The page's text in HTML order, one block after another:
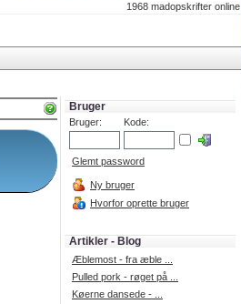
1968 madopskrifter online
Bruger
Bruger: Kode:
Glemt password
Ny bruger
Hvorfor oprette bruger
Artikler - Blog
Æblemost - fra æble ...
Pulled pork - røget på ...
Køerne dansede - ...